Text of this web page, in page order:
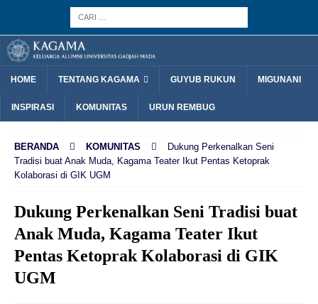
HOME TENTANG KAGAMA GUYUB RUKUN MIGUNANI
INSPIRASI KOMUNITAS URUN REMBUG
BERANDA KOMUNITAS
Dukung Perkenalkan Seni
Tradisi buat Anak Muda, Kagama Teater Ikut Pentas Ketoprak
Kolaborasi di GIK UGM
Dukung Perkenalkan Seni Tradisi buat
Anak Muda, Kagama Teater Ikut
Pentas Ketoprak Kolaborasi di GIK
UGM